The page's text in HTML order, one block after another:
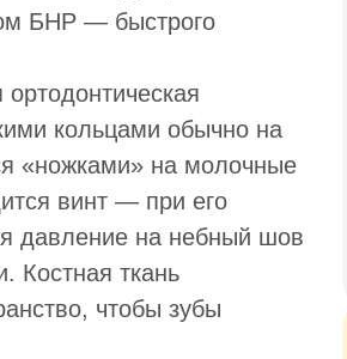
БНР — быстрого
кольцами обычно на
«ножками» на молочные
винт — при его
давление на небный шов
Костная ткань
чтобы зубы